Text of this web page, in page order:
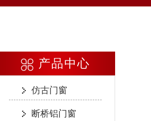
产品中心
仿古门窗
断桥铝门窗